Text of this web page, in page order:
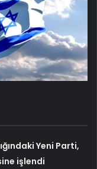
Yeni Parti,
işlendi